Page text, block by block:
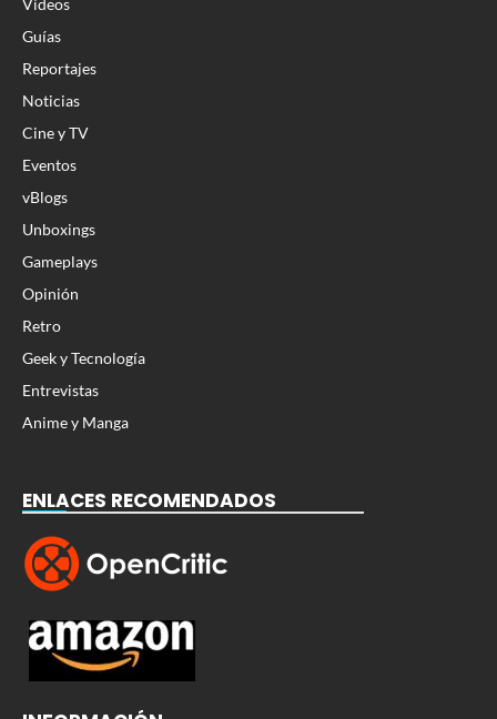
Vídeos
Guías
Reportajes
Noticias
Cine y TV
Eventos
vBlogs
Unboxings
Gameplays
Opinión
Retro
Geek y Tecnología
Entrevistas
Anime y Manga
ENLACES RECOMENDADOS